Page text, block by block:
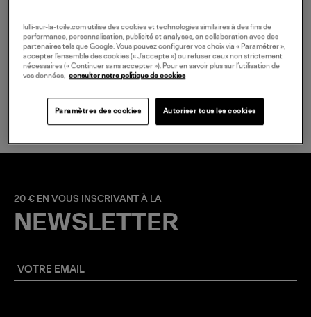
à partir de 150 € d'achat*
20 € EN VOUS INSCRIVANT À LA
NEWSLETTER
lulli-sur-la-toile.com utilise des cookies et technologies similaires à des fins de
performance, personnalisation, publicité et analyses, en collaboration avec des
partenaires tels que Google. Vous pouvez configurer vos choix via « Paramétrer »,
accepter l’ensemble des cookies (« J’accepte ») ou refuser ceux non strictement
nécessaires (« Continuer sans accepter »). Pour en savoir plus sur l’utilisation de
vos données,
consulter notre politique de cookies
Paramètres des cookies Autoriser tous les cookies